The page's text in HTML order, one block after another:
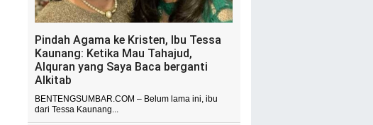
Pindah Agama ke Kristen, Ibu Tessa
Kaunang: Ketika Mau Tahajud,
Alquran yang Saya Baca berganti
Alkitab
BENTENGSUMBAR.COM – Belum lama ini, ibu
dari Tessa Kaunang...